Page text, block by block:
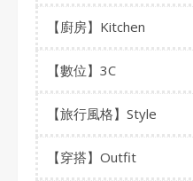
【廚房】Kitchen
【數位】3C
【旅行風格】Style
【穿搭】Outfit